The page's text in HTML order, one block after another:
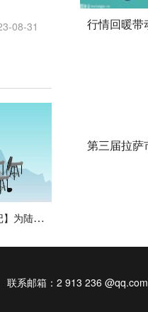
08-31
【利刃的私人笔记】为陆地战场立下汗马功劳的伊夫利特家族
联系邮箱：2 913 236 @qq.com